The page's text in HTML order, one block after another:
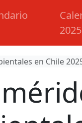
2025
en Chile